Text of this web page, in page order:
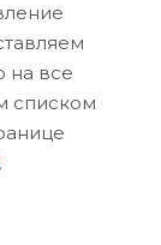
на все
списком
.